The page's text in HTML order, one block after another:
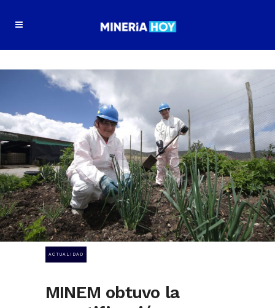
ACTUALIDAD
MINEM obtuvo la